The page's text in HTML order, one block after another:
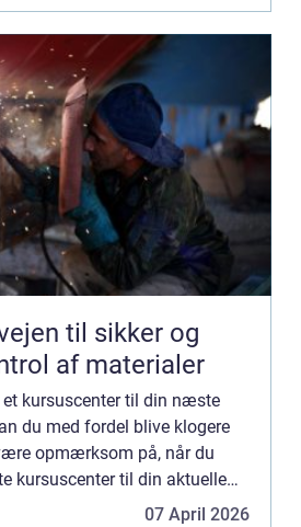
til sikker og
af materialer
et kursuscenter til din næste
du med fordel blive klogere
opmærksom på, når du
kursuscenter til din aktuelle
dig desuden også med at
07 April 2026